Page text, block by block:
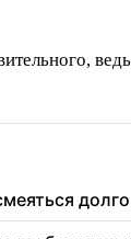
долго